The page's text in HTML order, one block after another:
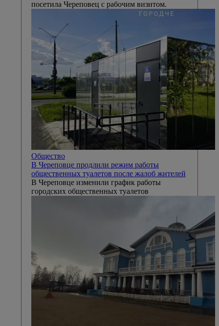
посетила Череповец с рабочим визитом.
Общество
В Череповце продлили режим работы
общественных туалетов после жалоб жителей
В Череповце изменили график работы
городских общественных туалетов